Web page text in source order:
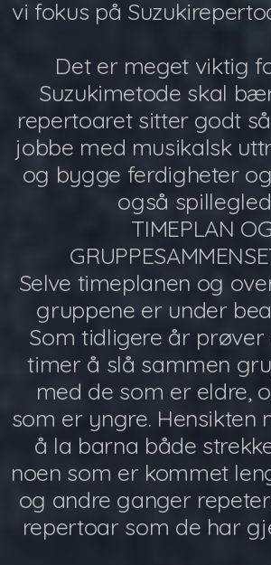
vi fokus på
Det er meget viktig
Suzukimetode skal
repertoaret sitter godt
jobbe med musikalsk
og bygge ferdigheter
også
TIMEPLAN OG
Selve timeplanen og
gruppene er under
Som tidligere år prøver
timer å slå sammen
med de som er eldre,
som er yngre. Hensikten
å la barna både
noen som er kommet
og andre ganger
repertoar som de har